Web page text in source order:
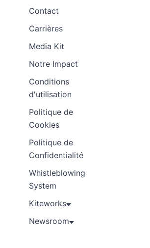
Contact
Carrières
Media Kit
Notre Impact
Conditions
d'utilisation
Politique de
Cookies
Politique de
Confidentialité
Whistleblowing
System
Kiteworks
Newsroom